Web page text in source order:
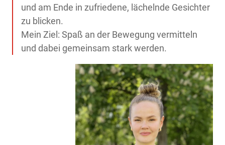
und am Ende in zufriedene, lächelnde Gesichter
zu blicken.
Mein Ziel: Spaß an der Bewegung vermitteln
und dabei gemeinsam stark werden.